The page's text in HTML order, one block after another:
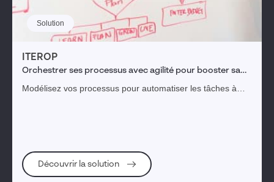
Solution
ITEROP
Orchestrer ses processus avec agilité pour booster sa
performance
Modélisez vos processus pour automatiser les tâches à
Découvrir la solution